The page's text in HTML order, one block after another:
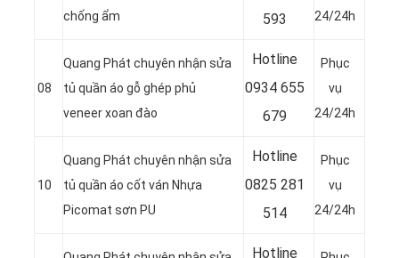
chống ẩm
593
24/24h
08
Quang Phát chuyên nhận sửa
tủ quần áo gỗ ghép phủ
veneer xoan đào
Hotline
0934 655
679
Phục
vụ
24/24h
10
Quang Phát chuyên nhận sửa
tủ quần áo cốt ván Nhựa
Picomat sơn PU
Hotline
0825 281
514
Phục
vụ
24/24h
Hotline